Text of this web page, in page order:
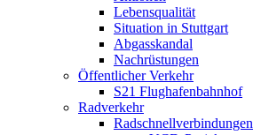
Lebensqualität
Situation in Stuttgart
Abgasskandal
Nachrüstungen
Öffentlicher Verkehr
S21 Flughafenbahnhof
Radverkehr
Radschnellverbindungen